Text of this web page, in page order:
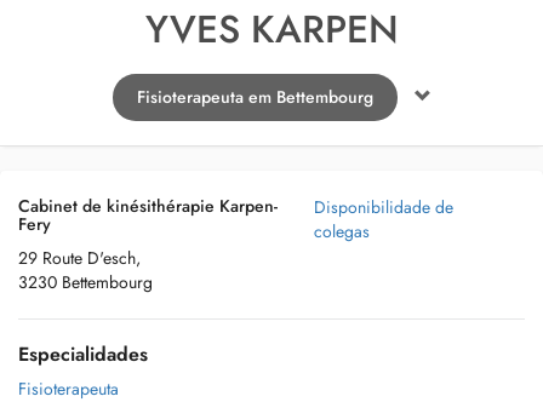
YVES KARPEN
Fisioterapeuta em Bettembourg
Cabinet de kinésithérapie Karpen-
Fery
29 Route D'esch,
3230 Bettembourg
Disponibilidade de
colegas
Especialidades
Fisioterapeuta